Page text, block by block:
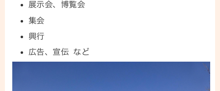
展示会、博覧会
集会
興行
広告、宣伝 など